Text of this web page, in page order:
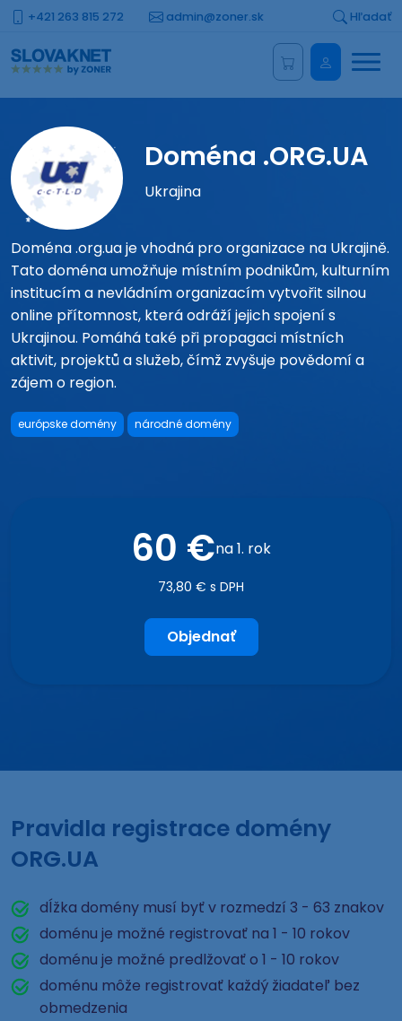
+421 263 815 272 admin@zoner.sk Hľadať
Menu
Doména .ORG.UA
Ukrajina
Doména .org.ua je vhodná pro organizace na Ukrajině.
Tato doména umožňuje místním podnikům, kulturním
institucím a nevládním organizacím vytvořit silnou
online přítomnost, která odráží jejich spojení s
Ukrajinou. Pomáhá také při propagaci místních
aktivit, projektů a služeb, čímž zvyšuje povědomí a
zájem o region.
európske domény národné domény
60 €na 1. rok
73,80 € s DPH
Objednať
Pravidla registrace domény
ORG.UA
dĺžka domény musí byť v rozmedzí 3 - 63 znakov
doménu je možné registrovať na 1 - 10 rokov
doménu je možné predlžovať o 1 - 10 rokov
doménu môže registrovať každý žiadateľ bez
obmedzenia